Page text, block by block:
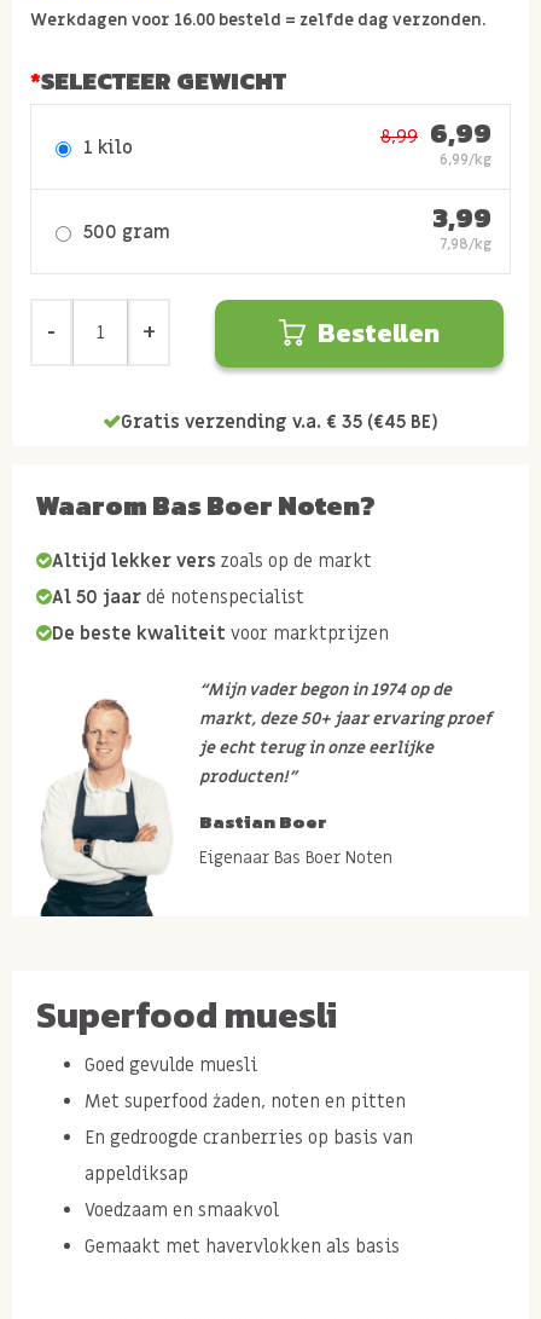
Werkdagen voor 16.00 besteld = zelfde dag verzonden.
SELECTEER GEWICHT
1 kilo 8,99 6,99
6,99/kg
500 gram 3,99
7,98/kg
Bestellen
Gratis verzending v.a. € 35 (€45 BE)
Waarom Bas Boer Noten?
Altijd lekker vers zoals op de markt
Al 50 jaar dé notenspecialist
De beste kwaliteit voor marktprijzen
“Mijn vader begon in 1974 op de
markt, deze 50+ jaar ervaring proef
je echt terug in onze eerlijke
producten!”
Bastian Boer
Eigenaar Bas Boer Noten
Superfood muesli
Goed gevulde muesli
Met superfood żaden, noten en pitten
En gedroogde cranberries op basis van
appeldiksap
Voedzaam en smaakvol
Gemaakt met havervlokken als basis